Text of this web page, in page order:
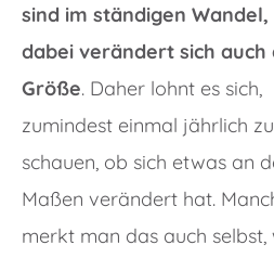
sind im ständigen Wandel,
dabei verändert sich auch
Größe. Daher lohnt es sich,
zumindest einmal jährlich zu
schauen, ob sich etwas an
Maßen verändert hat.
merkt man das auch selbst,